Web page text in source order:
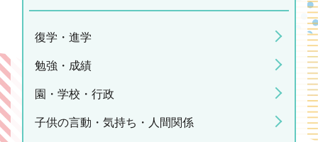
復学・進学
勉強・成績
園・学校・行政
子供の言動・気持ち・人間関係